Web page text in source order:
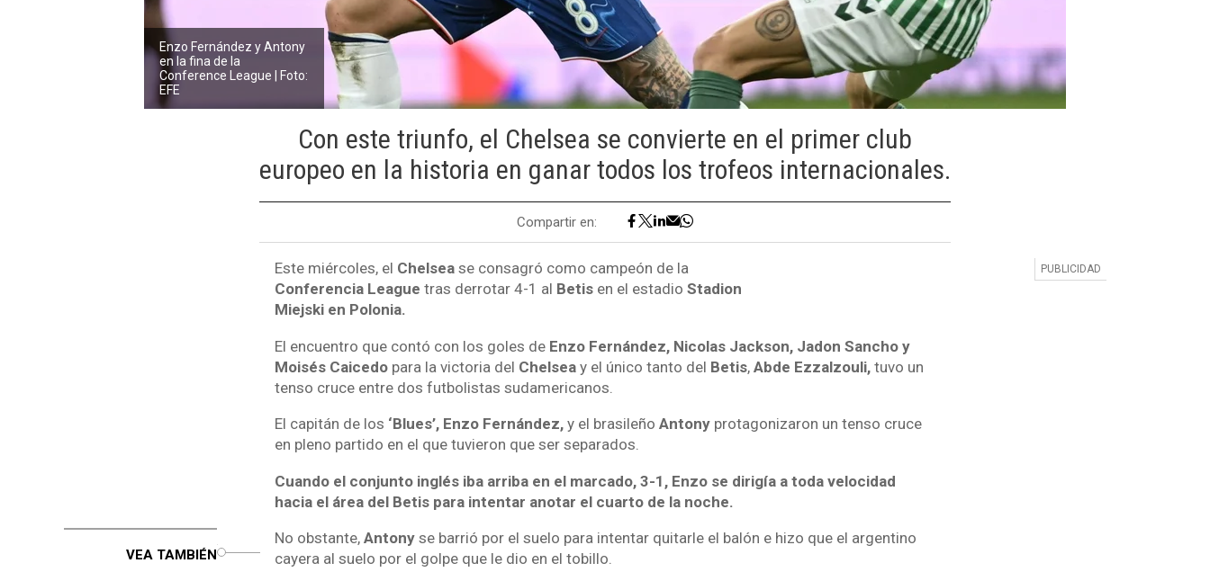
Enzo Fernández y Antony
en la fina de la
Conference League | Foto:
EFE
Con este triunfo, el Chelsea se convierte en el primer club
europeo en la historia en ganar todos los trofeos internacionales.
Compartir en:
Este miércoles, el Chelsease consagró como campeón de la
Conferencia League tras derrotar 4-1 al Betisen el estadio Stadion
Miejski en Polonia.
El encuentro que contó con los goles de Enzo Fernández, Nicolas Jackson, Jadon Sancho y
Moisés Caicedopara la victoria del Chelseay el único tanto del Betis, Abde Ezzalzouli,tuvo un
tenso cruce entre dos futbolistas sudamericanos.
El capitán de los ‘Blues’, Enzo Fernández,y el brasileño Antonyprotagonizaron un tenso cruce
en pleno partido en el que tuvieron que ser separados.
Cuando el conjunto inglés iba arriba en el marcado, 3-1, Enzo se dirigía a toda velocidad
hacia el área del Betis para intentar anotar el cuarto de la noche.
VEA TAMBIÉN
No obstante, Antonyse barrió por el suelo para intentar quitarle el balón e hizo que el argentino
cayera al suelo por el golpe que le dio en el tobillo.